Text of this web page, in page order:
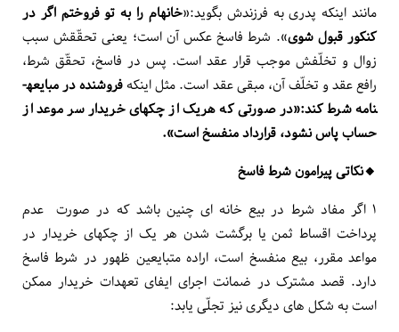
مانند این­که پدری به فرزندش بگوید:«خانه­ام را به تو فروختم اگر در
کنکور قبول شوی». شرط فاسخ عکس آن است؛ یعنی تحقّقش سبب
زوال و تخلّفش موجب قرار عقد است. پس در فاسخ، تحقّق شرط،
رافع عقد و تخلّف آن، مبقی عقد است. مثل این­کهفروشنده در مبایعه­
نامه شرط کند:«در صورتی که هر­یک از چک­های خریدار سر موعد از
حساب پاس نشود، قرارداد منفسخ است».
🔸️نکاتی پیرامون شرط فاسخ
۱ اگر مفاد شرط در بیع خانه ای چنین باشد که در صورت عدم
پرداخت اقساط ثمن‌ یا برگشت شدن هر یک از چکهای خریدار در
مواعد مقرر، بیع منفسخ است، اراده متبایعین ظهور در شرط فاسخ
دارد. قصد مشترک در ضمانت اجرای ایفای تعهدات خریدار ممکن
است به شکل های دیگری نیز تجلّی یابد: